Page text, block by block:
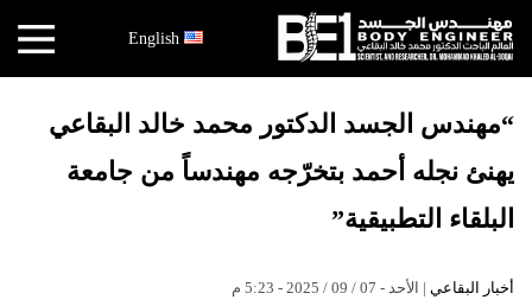
English ×
البقاعي
الأبحاث
العملية
“مهندس الجسد الدكتور محمد خالد البقاعي
يهنئ نجله أحمد بتخرّجه مهندساً من جامعة
البلقاء التطبيقية”
أخبار البقاعي | الأحد - 07 / 09 / 2025 - 5:23 م